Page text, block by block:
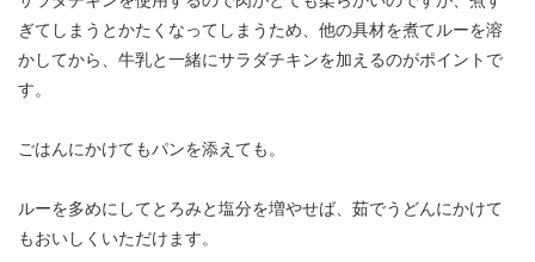
ぎてしまうとかたくなってしまうため、他の具材を煮てルーを溶
かしてから、牛乳と一緒にサラダチキンを加えるのがポイントで
す。
ごはんにかけてもパンを添えても。
ルーを多めにしてとろみと塩分を増やせば、茹でうどんにかけて
もおいしくいただけます。